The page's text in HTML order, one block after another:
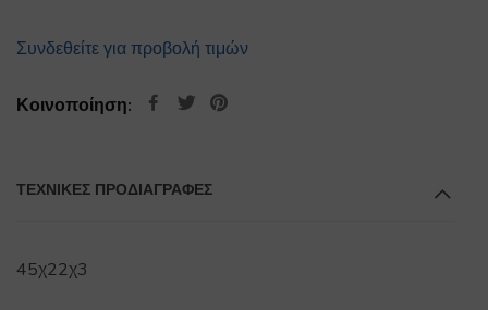
Συνδεθείτε για προβολή τιμών
Κοινοποίηση:
ΤΕΧΝΙΚΕΣ ΠΡΟΔΙΑΓΡΑΦΕΣ
45χ22χ3